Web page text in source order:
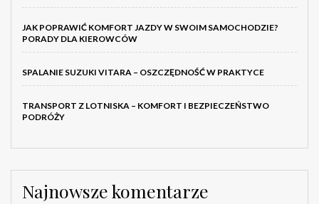
JAK POPRAWIĆ KOMFORT JAZDY W SWOIM SAMOCHODZIE?
PORADY DLA KIEROWCÓW
SPALANIE SUZUKI VITARA – OSZCZĘDNOŚĆ W PRAKTYCE
TRANSPORT Z LOTNISKA – KOMFORT I BEZPIECZEŃSTWO
PODRÓŻY
Najnowsze komentarze